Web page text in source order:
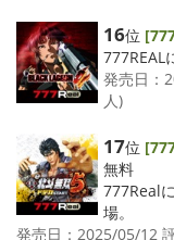
16位
777REAL
発売日：
人)
17位
無料
777Real
場。
発売日：2025/05/12